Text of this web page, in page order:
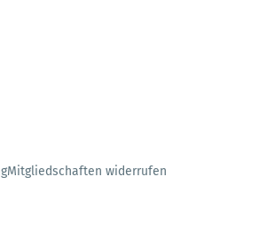
Mitgliedschaften widerrufen